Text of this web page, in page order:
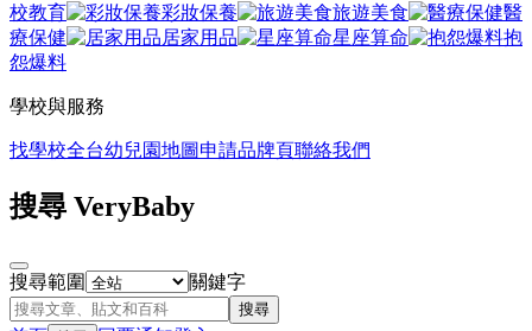
校教育
彩妝保養 旅遊美食
醫
療保健
居家用品 星座算命
抱
怨爆料
學校與服務
找學校全台幼兒園地圖 申請品牌頁聯絡我們
搜尋 VeryBaby
搜尋範圍 關鍵字
搜尋